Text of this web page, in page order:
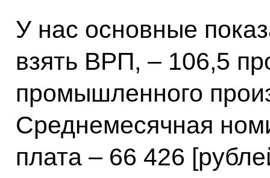
У нас основные
взять ВРП, – 106,5
промышленного
Среднемесячная
плата – 66 426